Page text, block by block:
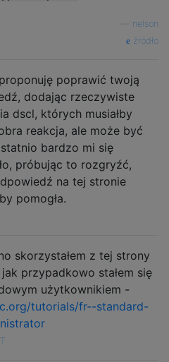
nelson
źródło
poprawić twoją
dodając rzeczywiste
dscl, których musiałby
reakcja, ale może być
bardzo mi się
próbując to rozgryźć,
na tej stronie
pomogła.
skorzystałem z tej strony
przypadkowo stałem się
użytkownikiem -
tutorials/fr--standard-